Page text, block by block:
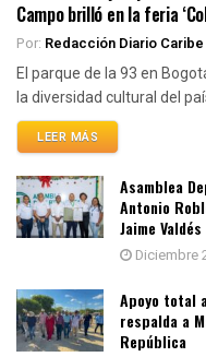
Campo brilló en la feria
Por: Redacción Diario Caribe
El parque de la 93 en
la diversidad cultural del
LEER MÁS
Asamblea
Antonio
Jaime
Diciembre
Apoyo total
respalda a
República